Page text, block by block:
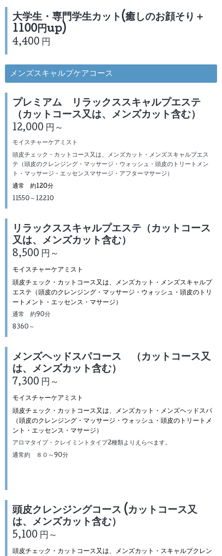
大学生・専門学生カット(癒しのお顔そり＋
1100円up)
4,400 円
メンズスキャルプケアコース
プレミアム リラックススキャルプエステ
（カットコース又は、メンズカット含む）
12,000 円～
モイスチャーケアミスト
頭皮チェック・カットコース又は、メンズカット・メンズスキャルプエス
テ（頭皮のクレンジング・マッサージ・ウォッシュ・頭皮のトリートメン
ト・マッサージ・エッセンスマサージ・アフターマサージ）
通常 約120分
11550～12210
リラックススキャルプエステ（カットコース
又は、メンズカット含む）
8,500 円～
モイスチャーケアミスト
頭皮チェック・カットコース又は、メンズカット・メンズスキャルプ
エステ（頭皮のクレンジング・マッサージ・ウォッシュ・頭皮のトリ
ートメント・エッセンス・マサージ）
通常 約90分
8360～
メンズヘッドスパコース （カットコース又
は、メンズカット含む）
7,300 円～
モイスチャーケアミスト
頭皮チェック・カットコース又は、メンズカット・メンズヘッドスパ
（頭皮のクレンジング・マッサージ・ウォッシュ・頭皮のトリートメ
ント・エッセンス・マサージ）
アロマタイプ・クレイミントタイプ2種類よりえらべます。
通常約 ８０～90分
頭皮クレンジングコース (カットコース又
は、メンズカット含む）
5,100 円～
頭皮チェック・カットコース又は、メンズカット・スキャルプクレン